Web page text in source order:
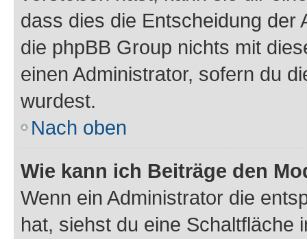
dass dies die Entscheidung der
die phpBB Group nichts mit
einen Administrator, sofern du
wurdest.
Nach oben
Wie kann ich Beiträge den
Wenn ein Administrator die
hat, siehst du eine Schaltfläche